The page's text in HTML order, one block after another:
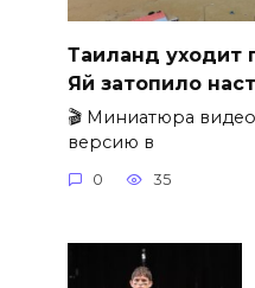
Таиланд уходит
Яй затопило
🎬 Миниатюра
версию в
0 35